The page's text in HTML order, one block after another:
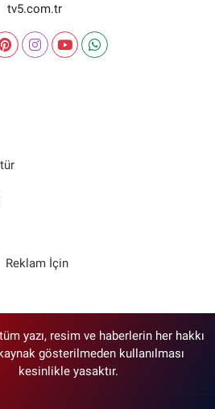
tv5.com.tr
Reklam İçin
yazı, resim ve haberlerin her hakkı
gösterilmeden kullanılması
kesinlikle yasaktır.